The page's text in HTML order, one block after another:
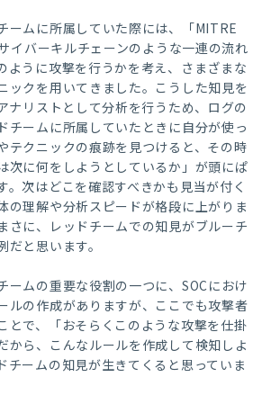
ームに所属していた際には、「MITRE
イバーキルチェーンのような一連の流れ
ように攻撃を行うかを考え、さまざまな
ックを用いてきました。こうした知見を
ナリストとして分析を行うため、ログの
チームに所属していたときに自分が使っ
テクニックの痕跡を見つけると、その時
次に何をしようとしているか」が頭にぱ
。次はどこを確認すべきかも見当が付く
の理解や分析スピードが格段に上がりま
さに、レッドチームでの知見がブルーチ
だと思います。
ームの重要な役割の一つに、SOCにおけ
ルの作成がありますが、ここでも攻撃者
とで、「おそらくこのような攻撃を仕掛
から、こんなルールを作成して検知しよ
チームの知見が生きてくると思っていま